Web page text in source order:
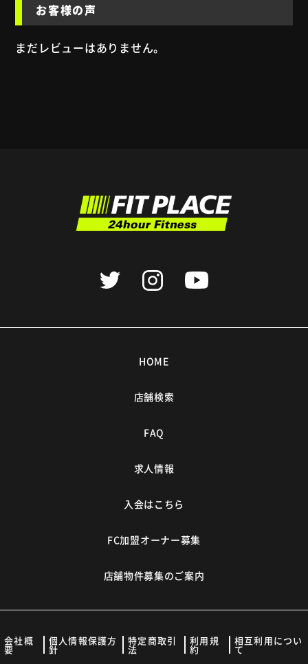
お客様の声
まだレビューはありません。
HOME
店舗検索
FAQ
求人情報
入会はこちら
FC加盟オーナー募集
店舗物件募集のご案内
会社概
要
個人情報保護方
針
特定商取引
法
利用規
約
相互利用につい
て